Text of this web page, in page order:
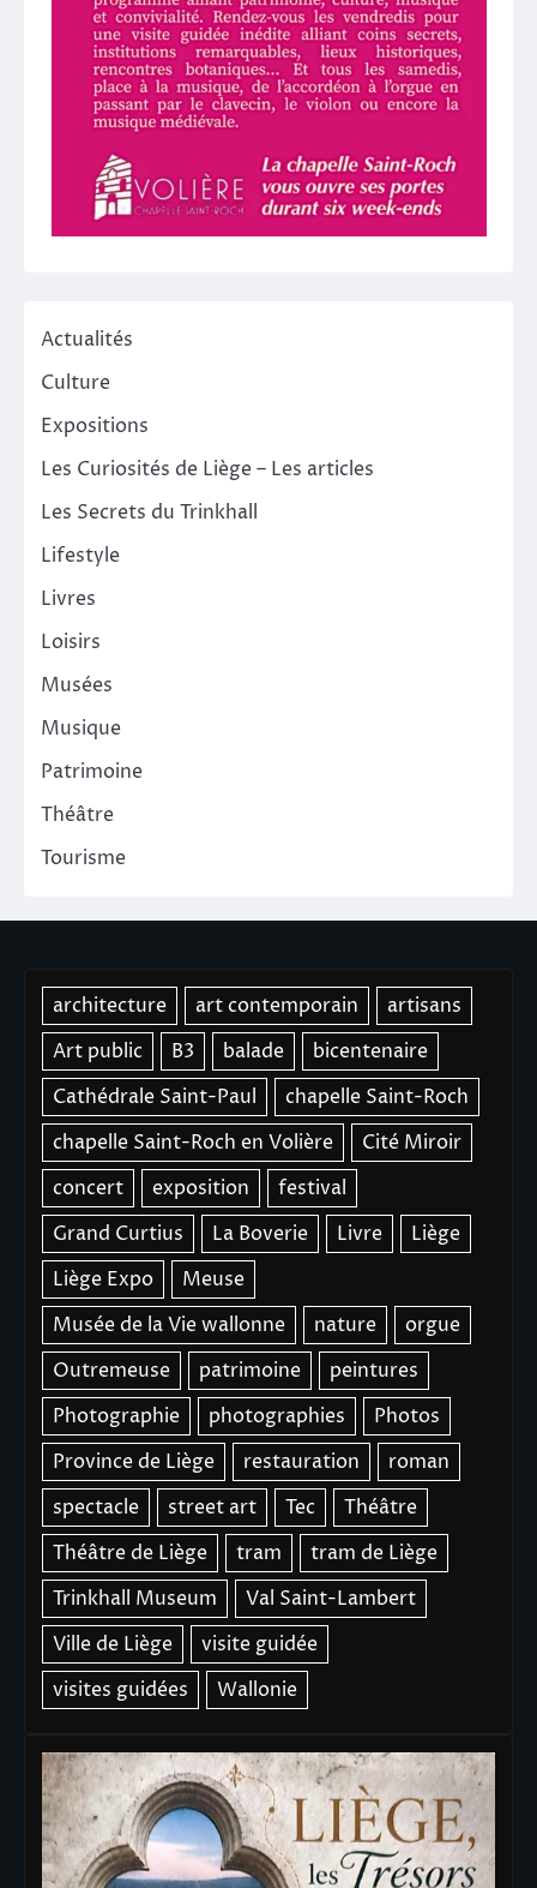
Actualités
Culture
Expositions
Les Curiosités de Liège – Les articles
Les Secrets du Trinkhall
Lifestyle
Livres
Loisirs
Musées
Musique
Patrimoine
Théâtre
Tourisme